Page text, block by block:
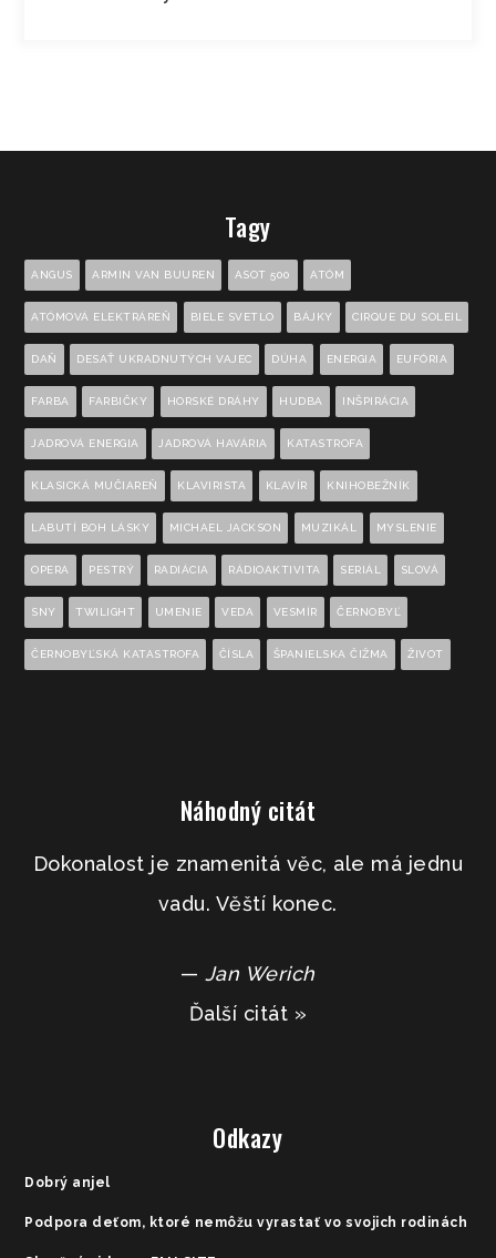
Tagy
ANGUS ARMIN VAN BUUREN ASOT 500 ATÓM
ATÓMOVÁ ELEKTRÁREŇ BIELE SVETLO BÁJKY CIRQUE DU SOLEIL
DAŇ DESAŤ UKRADNUTÝCH VAJEC DÚHA ENERGIA EUFÓRIA
FARBA FARBIČKY HORSKÉ DRÁHY HUDBA INŠPIRÁCIA
JADROVÁ ENERGIA JADROVÁ HAVÁRIA KATASTROFA
KLASICKÁ MUČIAREŇ KLAVIRISTA KLAVÍR KNIHOBEŽNÍK
LABUTÍ BOH LÁSKY MICHAEL JACKSON MUZIKÁL MYSLENIE
OPERA PESTRÝ RADIÁCIA RÁDIOAKTIVITA SERIÁL SLOVÁ
SNY TWILIGHT UMENIE VEDA VESMÍR ČERNOBYĽ
ČERNOBYĽSKÁ KATASTROFA ČÍSLA ŠPANIELSKA ČIŽMA ŽIVOT
Náhodný citát
Dokonalost je znamenitá věc, ale má jednu
vadu. Věští konec.
— Jan Werich
Ďalší citát »
Odkazy
Dobrý anjel
Podpora deťom, ktoré nemôžu vyrastať vo svojich rodinách